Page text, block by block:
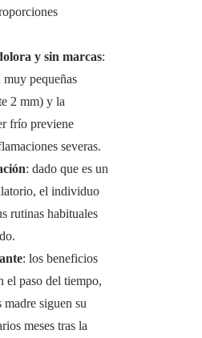
y sin marcas:
muy pequeñas
2 mm) y la
frío previene
severas.
: dado que es un
el individuo
rutinas habituales
: los beneficios
el paso del tiempo,
madre siguen su
meses tras la